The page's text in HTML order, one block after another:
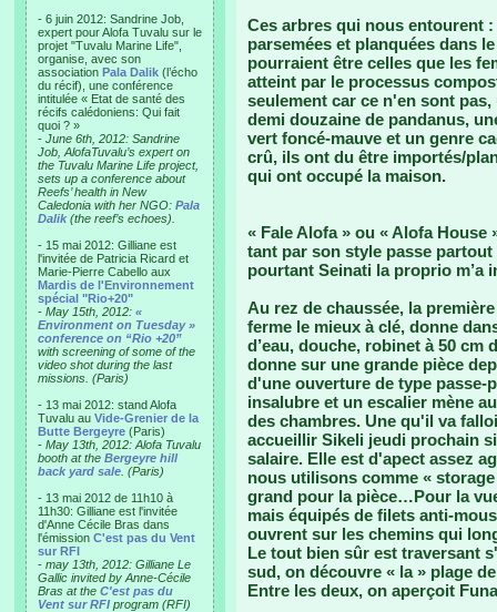
- 6 juin 2012: Sandrine Job,
expert pour Alofa Tuvalu sur le
projet "Tuvalu Marine Life",
organise, avec son
association Pala Dalik (l’écho
du récif), une conférence
intitulée « Etat de santé des
récifs calédoniens: Qui fait
quoi ? »
- June 6th, 2012: Sandrine
Job, AlofaTuvalu’s expert on
the Tuvalu Marine Life project,
sets up a conference about
Reefs’ health in New
Caledonia with her NGO: Pala
Dalik (the reef’s echoes).
- 15 mai 2012: Gilliane est
l'invitée de Patricia Ricard et
Marie-Pierre Cabello aux
Mardis de l'Environnement
spécial "Rio+20"
- May 15th, 2012: «
Environment on Tuesday »
conference on “Rio +20”
with screening of some of the
video shot during the last
missions. (Paris)
- 13 mai 2012: stand Alofa
Tuvalu au Vide-Grenier de la
Butte Bergeyre (Paris)
- May 13th, 2012: Alofa Tuvalu
booth at the Bergeyre hill
back yard sale . (Paris)
- 13 mai 2012 de 11h10 à
11h30: Gilliane est l'invitée
d'Anne Cécile Bras dans
l'émission C'est pas du Vent
sur RFI
- may 13th, 2012: Gilliane Le
Gallic invited by Anne-Cécile
Bras at the C'est pas du
Vent sur RFI program (RFI)
Ces arbres qui nous entourent
parsemées et planquées dans
pourraient être celles que les
atteint par le processus
seulement car ce n'en sont
demi douzaine de pandanus,
vert foncé-mauve et un genre
crû, ils ont du être importés/
qui ont occupé la maison.
« Fale Alofa » ou « Alofa House
tant par son style passe
pourtant Seinati la proprio m’a
Au rez de chaussée, la
ferme le mieux à clé, donne
d’eau, douche, robinet à 50
donne sur une grande pièce
d'une ouverture de type
insalubre et un escalier mène
des chambres. Une qu'il va
accueillir Sikeli jeudi prochain
salaire. Elle est d'apect assez
nous utilisons comme «
grand pour la pièce…Pour la
mais équipés de filets anti-
ouvrent sur les chemins qui
Le tout bien sûr est traversant
sud, on découvre « la » plage
Entre les deux, on aperçoit